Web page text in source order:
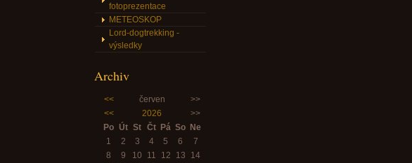
fotoprezentace
METEOSKOP
Lord-dogtrekking -
výsledky
Archiv
<< červen
>>
<<
2026
>>
Po Út St Čt Pá So Ne
1
2 3 4 5 6
7
8
9 10 11 12 13
14